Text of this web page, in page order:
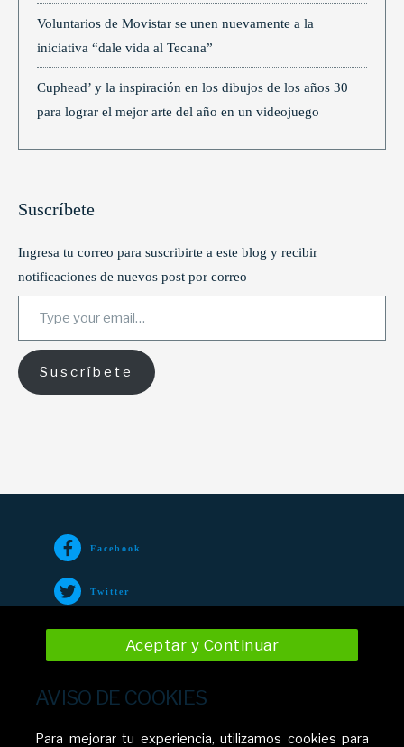
Voluntarios de Movistar se unen nuevamente a la
iniciativa “dale vida al Tecana”
Cuphead’ y la inspiración en los dibujos de los años 30
para lograr el mejor arte del año en un videojuego
Suscríbete
Ingresa tu correo para suscribirte a este blog y recibir
notificaciones de nuevos post por correo
Type your email…
Suscríbete
Facebook
Twitter
AVISO DE COOKIES
Para mejorar tu experiencia, utilizamos cookies para
Aceptar y Continuar